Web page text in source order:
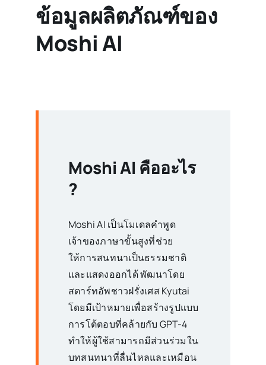
ข้อมูลผลิตภัณฑ์ของ
Moshi AI
Moshi AI คืออะไร
?
Moshi AI เป็นโมเดลคำพูด
เจ้าของภาษาขั้นสูงที่ช่วย
ให้การสนทนาเป็นธรรมชาติ
และแสดงออกได้ พัฒนาโดย
สตาร์ทอัพชาวฝรั่งเศส Kyutai
โดยมีเป้าหมายเพื่อสร้างรูปแบบ
การโต้ตอบที่คล้ายกับ GPT-4
ทำให้ผู้ใช้สามารถมีส่วนร่วมใน
บทสนทนาที่ลื่นไหลและเหมือน